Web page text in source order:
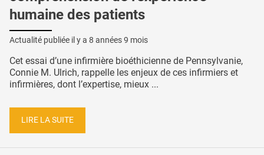
humaine des patients
Actualité publiée il y a 8 années 9 mois
Cet essai d’une infirmière bioéthicienne de Pennsylvanie,
Connie M. Ulrich, rappelle les enjeux de ces infirmiers et
infirmières, dont l’expertise, mieux ...
LIRE LA SUITE